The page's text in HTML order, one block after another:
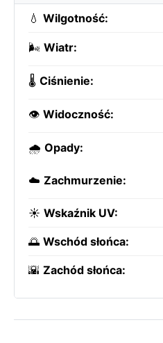
💧 Wilgotność:
🌬️ Wiatr:
🌡️ Ciśnienie:
👁️ Widoczność:
🌧️ Opady:
☁️ Zachmurzenie:
☀️ Wskaźnik UV:
🌅 Wschód słońca:
🌇 Zachód słońca: